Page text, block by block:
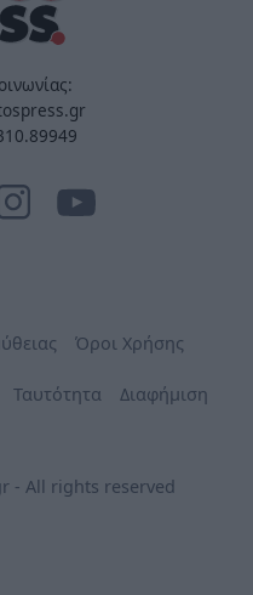
Όροι Χρήσης
Ταυτότητα Διαφήμιση
- All rights reserved